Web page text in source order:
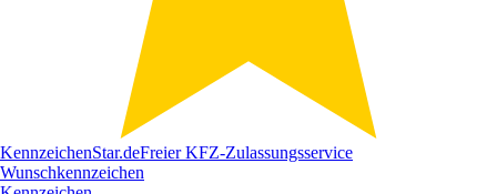
KennzeichenStar.deFreier KFZ-Zulassungsservice
Wunschkennzeichen